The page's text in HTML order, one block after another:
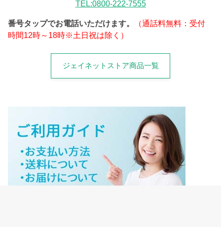
TEL:0800-222-7555
番号タップでお電話いただけます。
（通話料無料：受付
時間12時～18時※土日祝は除く）
ジェイネットストア商品一覧